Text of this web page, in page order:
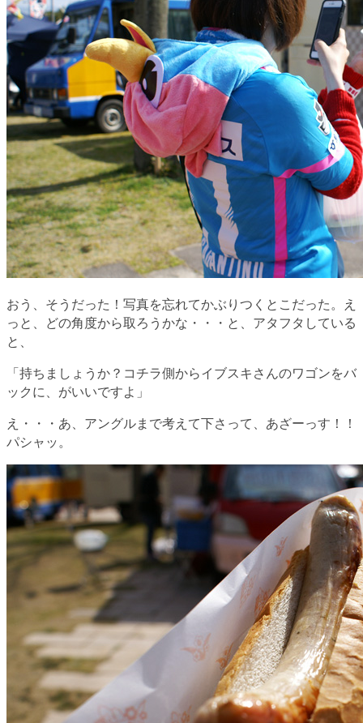
おう、そうだった！写真を忘れてかぶりつくとこだった。え
っと、どの角度から取ろうかな・・・と、アタフタしている
と、
「持ちましょうか？コチラ側からイブスキさんのワゴンをバ
ックに、がいいですよ」
え・・・あ、アングルまで考えて下さって、あざーっす！！
パシャッ。